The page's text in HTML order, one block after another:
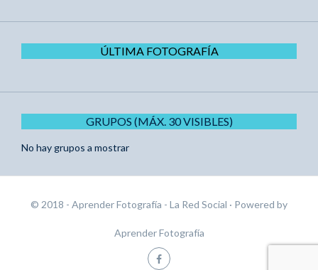
ÚLTIMA FOTOGRAFÍA
GRUPOS (MÁX. 30 VISIBLES)
No hay grupos a mostrar
© 2018 - Aprender Fotografía - La Red Social · Powered by
Aprender Fotografía